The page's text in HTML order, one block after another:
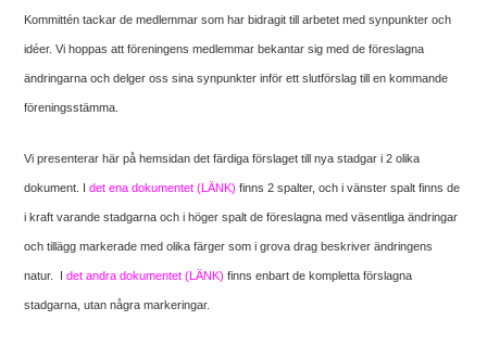
Kommittén tackar de medlemmar som har bidragit till arbetet med synpunkter och
idéer. Vi hoppas att föreningens medlemmar bekantar sig med de föreslagna
ändringarna och delger oss sina synpunkter inför ett slutförslag till en kommande
föreningsstämma.
Vi presenterar här på hemsidan det färdiga förslaget till nya stadgar i 2 olika
dokument. Idet ena dokumentet (LÄNK) finns 2 spalter, och i vänster spalt finns de
i kraft varande stadgarna och i höger spalt de föreslagna med väsentliga ändringar
och tillägg markerade med olika färger som i grova drag beskriver ändringens
natur. Idet andra dokumentet (LÄNK) finns enbart de kompletta förslagna
stadgarna, utan några markeringar.